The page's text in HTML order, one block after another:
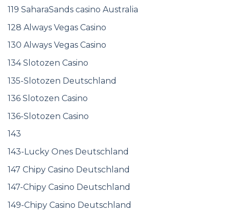
119 SaharaSands casino Australia
128 Always Vegas Casino
130 Always Vegas Casino
134 Slotozen Casino
135-Slotozen Deutschland
136 Slotozen Casino
136-Slotozen Casino
143
143-Lucky Ones Deutschland
147 Chipy Casino Deutschland
147-Chipy Casino Deutschland
149-Chipy Casino Deutschland